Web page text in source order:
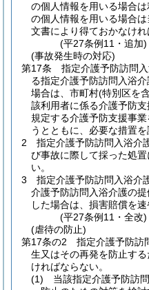
の個人情報を用いる場合
の個人情報を用いる場合
文書により得ておかなけれ
(平27条例11・追加)
(事故発生時の対応)
第17条
指定介護予防訪問
る指定介護予防訪問入浴
場合は、市町村(特別区を
該利用者に係る介護予防
規定する介護予防支援事
うとともに、必要な措置を
2
指定介護予防訪問入浴介
び事故に際して採った処
い。
3
指定介護予防訪問入浴介
介護予防訪問入浴介護の
した場合は、損害賠償を
(平27条例11・全改)
(虐待の防止)
第17条の2
指定介護予防訪
生又はその再発を防止す
ければならない。
(1)
当該指定介護予防訪